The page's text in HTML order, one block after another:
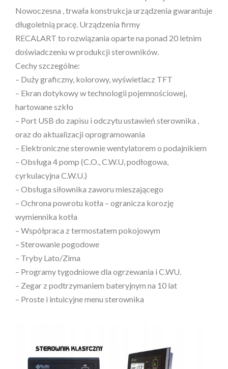
Nowoczesna , trwała konstrukcja urządzenia gwarantuje
długoletnią pracę. Urządzenia firmy
RECALART to rozwiązania oparte na ponad 20 letnim
doświadczeniu w produkcji sterowników.
Cechy szczególne:
– Duży graficzny, kolorowy, wyświetlacz TFT
– Ekran dotykowy w technologii pojemnościowej,
hartowane szkło
– Port USB do zapisu i odczytu ustawień sterownika ,
oraz do aktualizacji oprogramowania
– Elektroniczne sterownie wentylatorem o podajnikiem
– Obsługa 4 pomp (C.O., C.W.U, podłogowa,
cyrkulacyjna C.W.U.)
– Obsługa siłownika zaworu mieszającego
– Ochrona powrotu kotła – ogranicza korozję
wymiennika kotła
– Współpraca z termostatem pokojowym
– Sterowanie pogodowe
– Tryby Lato/Zima
– Programy tygodniowe dla ogrzewania i C.WU.
– Zegar z podtrzymaniem bateryjnym na 10 lat
– Proste i intuicyjne menu sterownika